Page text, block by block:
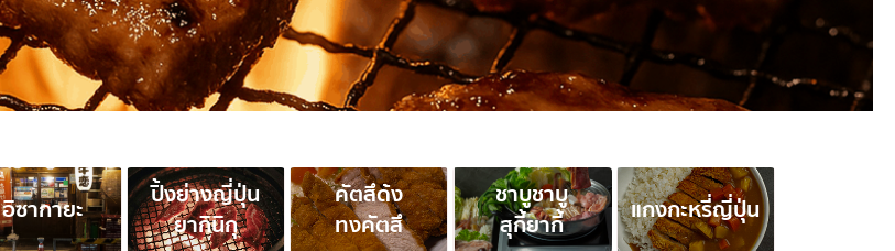
พร้อมพงษ์
อโศก
อารีย์
สาทร
อ่อนนุช
อิซากายะ
ปิ้งย่างญี่ปุ่น
ยากินิกุ
คัตสึด้ง
ทงคัตสึ
ชาบูชาบู
สุกี้ยากี้
แกงกะหรี่ญี่ปุ่น